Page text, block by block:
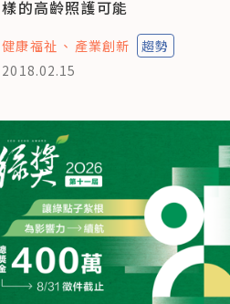
樣的高齡照護可能
健康福祉 產業創新
趨勢
2018.02.15